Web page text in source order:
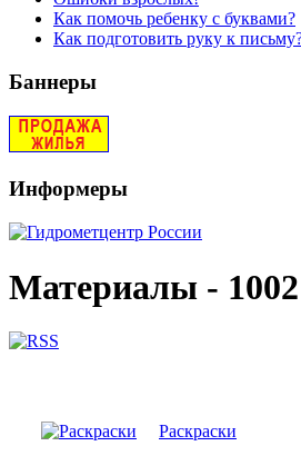
Как помочь ребенку с буквами?
Как подготовить руку к
Баннеры
Информеры
Материалы -
Раскраски